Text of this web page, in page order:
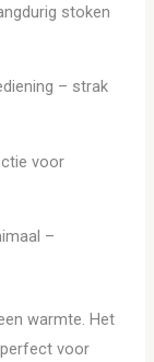
stoken
– strak
voor
–
warmte. Het
voor